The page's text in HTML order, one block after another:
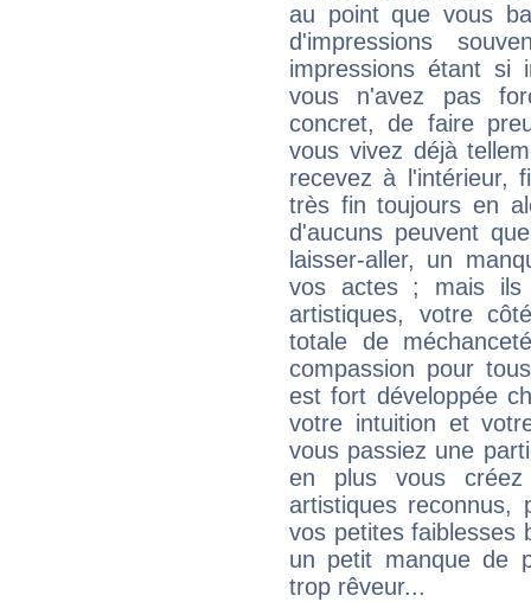
au point que vous
d'impressions
impressions étant si
vous n'avez pas
concret, de faire
vous vivez déjà
recevez à l'intérieur,
très fin toujours en
d'aucuns peuvent
laisser-aller, un
vos actes ; mais ils
artistiques, votre
totale de
compassion pour
est fort développée
votre intuition et
vous passiez une
en plus vous
artistiques reconnus,
vos petites faiblesses
un petit manque de
trop rêveur...